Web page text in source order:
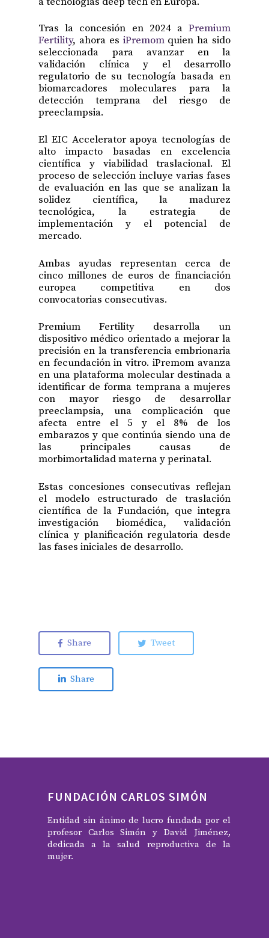
Tras la concesión en 2024 a Premium
Fertility, ahora es iPremomquien ha sido
seleccionada para avanzar en la
validación clínica y el desarrollo
regulatorio de su tecnología basada en
biomarcadores moleculares para la
detección temprana del riesgo de
preeclampsia.
El EIC Accelerator apoya tecnologías de
alto impacto basadas en excelencia
científica y viabilidad traslacional. El
proceso de selección incluye varias fases
de evaluación en las que se analizan la
solidez científica, la madurez
tecnológica, la estrategia de
implementación y el potencial de
mercado.
Ambas ayudas representan cerca de
cinco millones de euros de financiación
europea competitiva en dos
convocatorias consecutivas.
Premium Fertility desarrolla un
dispositivo médico orientado a mejorar la
precisión en la transferencia embrionaria
en fecundación in vitro. iPremom avanza
en una plataforma molecular destinada a
identificar de forma temprana a mujeres
con mayor riesgo de desarrollar
preeclampsia, una complicación que
afecta entre el 5 y el 8% de los
embarazos y que continúa siendo una de
las principales causas de
morbimortalidad materna y perinatal.
Estas concesiones consecutivas reflejan
el modelo estructurado de traslación
científica de la Fundación, que integra
investigación biomédica, validación
clínica y planificación regulatoria desde
las fases iniciales de desarrollo.
Share Tweet
Share
FUNDACIÓN CARLOS SIMÓN
Entidad sin ánimo de lucro fundada por el
profesor Carlos Simón y David Jiménez,
dedicada a la salud reproductiva de la
mujer.